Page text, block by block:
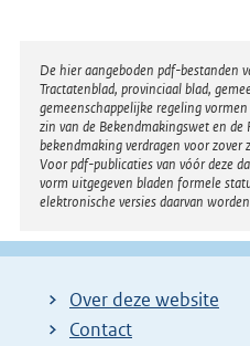
Disclaimer
De hier aangeboden pdf-bestanden
Tractatenblad, provinciaal blad,
gemeenschappelijke regeling
zin van de Bekendmakingswet en
bekendmaking verdragen voor
Voor pdf-publicaties van vóór deze
vorm uitgegeven bladen formele
elektronische versies daarvan
Over deze website
Contact